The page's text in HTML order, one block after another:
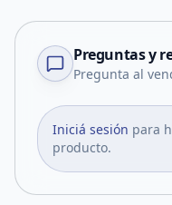
Preguntas y
Pregunta al
Iniciá sesión para
producto.